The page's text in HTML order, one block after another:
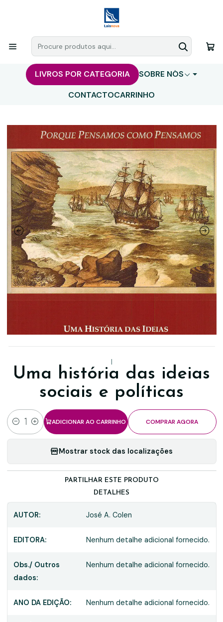
LIVROS POR CATEGORIA
SOBRE NÓS
CONTACTOCARRINHO
|
Uma história das ideias
sociais e políticas
Quantidade
ADICIONAR AO CARRINHO COMPRAR AGORA
Mostrar stock das localizações
PARTILHAR ESTE PRODUTO
DETALHES
AUTOR: José A. Colen
EDITORA: Nenhum detalhe adicional fornecido.
Obs./ Outros
dados:
Nenhum detalhe adicional fornecido.
ANO DA EDIÇÃO: Nenhum detalhe adicional fornecido.